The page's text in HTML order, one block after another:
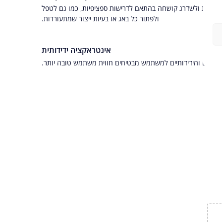
לשנות ולשדרג קושחה בהתאם לדרישות ספציפיות, כמו גם לטפל
ולפתור כל באג או בעיות ייצור שמתעוררות.
אינטראקציה ידידותית
החכמים והידידותיים למשתמש מבטיחים חווית משתמש טובה יותר.